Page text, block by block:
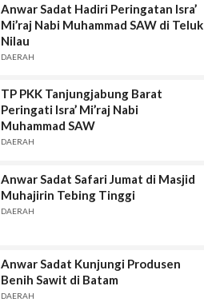
Anwar Sadat Hadiri Peringatan Isra’
Mi’raj Nabi Muhammad SAW di Teluk
Nilau
DAERAH
TP PKK Tanjungjabung Barat
Peringati Isra’ Mi’raj Nabi
Muhammad SAW
DAERAH
Anwar Sadat Safari Jumat di Masjid
Muhajirin Tebing Tinggi
DAERAH
Anwar Sadat Kunjungi Produsen
Benih Sawit di Batam
DAERAH